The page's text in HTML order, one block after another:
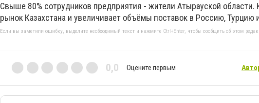
Свыше 80% сотрудников предприятия - жители Атырауской области.
рынок Казахстана и увеличивает объёмы поставок в Россию, Турцию
Если вы заметили ошибку, выделите необходимый текст и нажмите Ctrl+Enter, чтобы сообщить об этом
0,0 Оцените первым